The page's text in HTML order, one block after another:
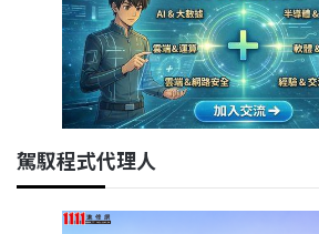
駕馭程式代理人